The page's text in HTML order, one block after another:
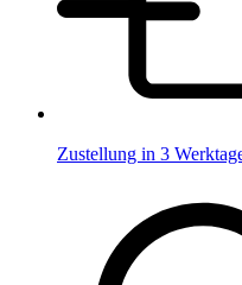
Zustellung in 3